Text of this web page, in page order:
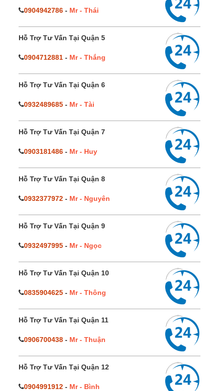
0904942786 - Mr - Thái
Hỗ Trợ Tư Vấn Tại Quận 5
0904712881 - Mr - Thắng
Hỗ Trợ Tư Vấn Tại Quận 6
0932489685 - Mr - Tài
Hỗ Trợ Tư Vấn Tại Quận 7
0903181486 - Mr - Huy
Hỗ Trợ Tư Vấn Tại Quận 8
0932377972 - Mr - Nguyên
Hỗ Trợ Tư Vấn Tại Quận 9
0932497995 - Mr - Ngọc
Hỗ Trợ Tư Vấn Tại Quận 10
0835904625 - Mr - Thông
Hỗ Trợ Tư Vấn Tại Quận 11
0906700438 - Mr - Thuận
Hỗ Trợ Tư Vấn Tại Quận 12
0904991912 - Mr - Bình